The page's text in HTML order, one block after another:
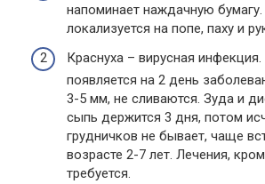
напоминает наждачную бумагу.
локализуется на попе, паху и
Краснуха – вирусная
появляется на 2 день
3-5 мм, не сливаются. Зуда и
сыпь держится 3 дня, потом
грудничков не бывает, чаще
возрасте 2-7 лет. Лечения,
требуется.